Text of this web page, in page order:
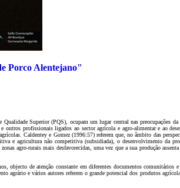
Porco Alentejano"
Superior (PQS), ocupam um lugar central nas preocupações da
profissionais ligados ao sector agrícola e agro-alimentar e ao
Caldentey e Gomez (1996:57) referem que, no âmbito das
e agricultura não competitiva (subsidiada), o desenvolvimento da
agro-rurais mais desfavorecidas, uma vez que a sua produção
de atenção constante em diferentes documentos comunitários
agrário e vários autores referem o grande potencial dos produtos